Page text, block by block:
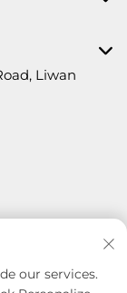
Liwan
our services.